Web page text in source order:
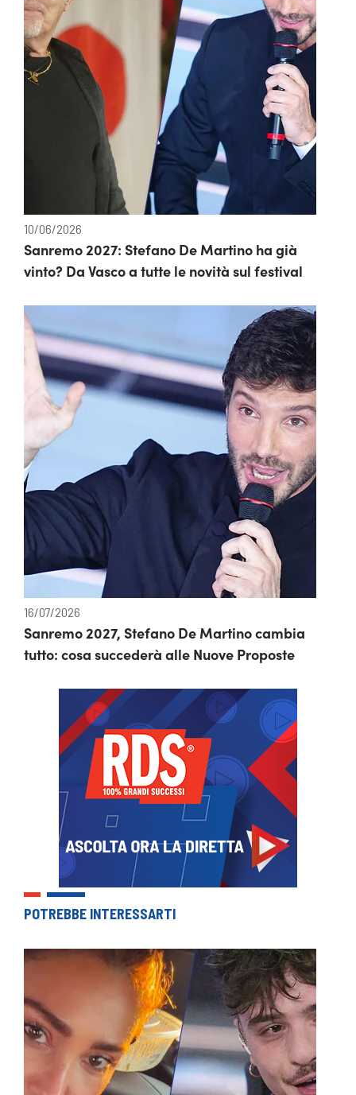
10/06/2026
Sanremo 2027: Stefano De Martino ha già
vinto? Da Vasco a tutte le novità sul festival
16/07/2026
Sanremo 2027, Stefano De Martino cambia
tutto: cosa succederà alle Nuove Proposte
POTREBBE INTERESSARTI